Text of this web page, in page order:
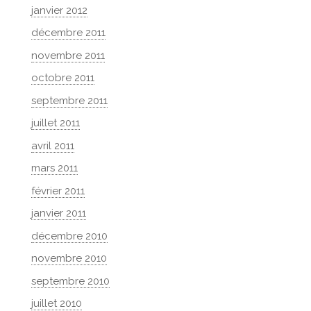
janvier 2012
décembre 2011
novembre 2011
octobre 2011
septembre 2011
juillet 2011
avril 2011
mars 2011
février 2011
janvier 2011
décembre 2010
novembre 2010
septembre 2010
juillet 2010